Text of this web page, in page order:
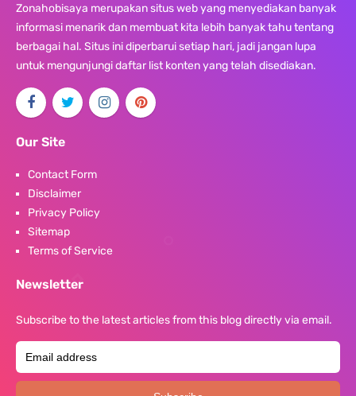
Zonahobisaya merupakan situs web yang menyediakan banyak
informasi menarik dan membuat kita lebih banyak tahu tentang
berbagai hal. Situs ini diperbarui setiap hari, jadi jangan lupa
untuk mengunjungi daftar list konten yang telah disediakan.
Our Site
Contact Form
Disclaimer
Privacy Policy
Sitemap
Terms of Service
Newsletter
Subscribe to the latest articles from this blog directly via email.